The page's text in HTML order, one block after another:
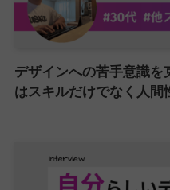
デザインへの苦手意識を
はスキルだけでなく人間